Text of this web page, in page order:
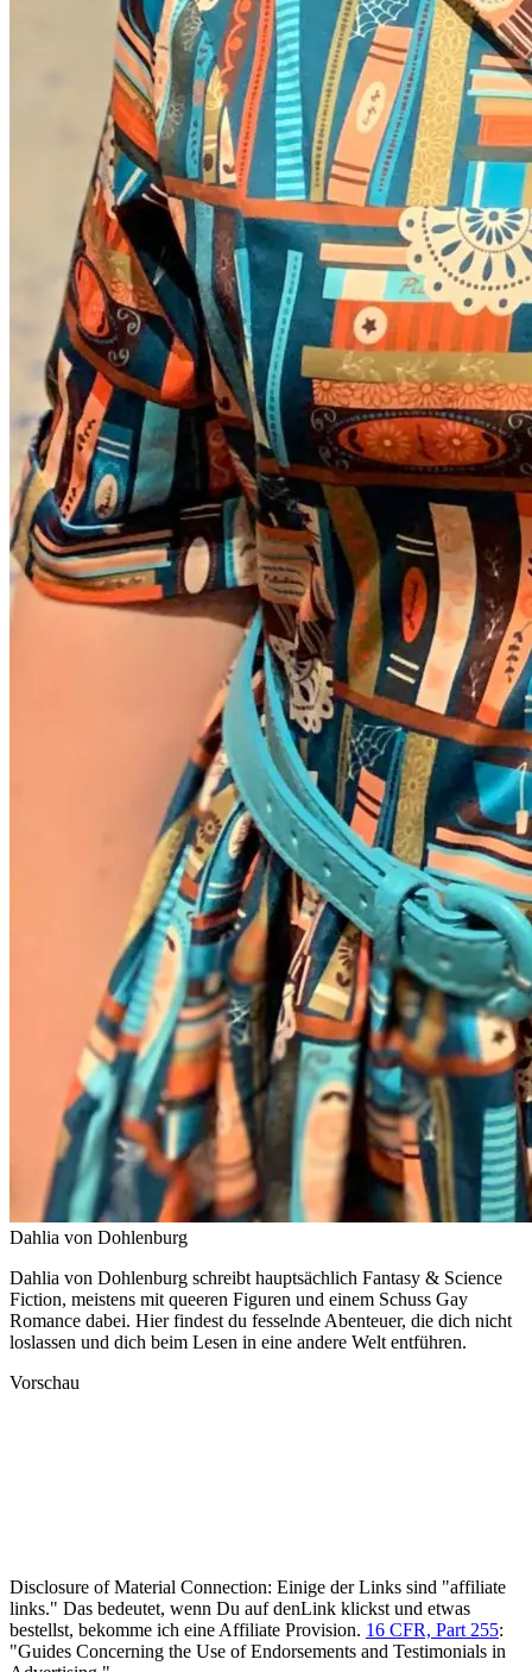
Dahlia von Dohlenburg
Dahlia von Dohlenburg schreibt hauptsächlich Fantasy & Science
Fiction, meistens mit queeren Figuren und einem Schuss Gay
Romance dabei. Hier findest du fesselnde Abenteuer, die dich nicht
loslassen und dich beim Lesen in eine andere Welt entführen.
Vorschau
Disclosure of Material Connection: Einige der Links sind "affiliate
links." Das bedeutet, wenn Du auf denLink klickst und etwas
bestellst, bekomme ich eine Affiliate Provision. 16 CFR, Part 255:
"Guides Concerning the Use of Endorsements and Testimonials in